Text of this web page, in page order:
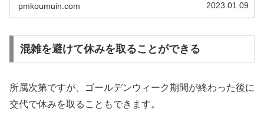
pmkoumuin.com 2023.01.09
混雑を避けて休みを取ることができる
所属次第ですが、ゴールデンウィーク期間が終わった後に
交代で休みを取ることもできます。